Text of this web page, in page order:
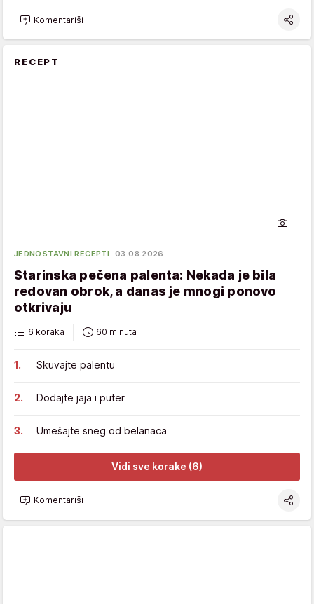
Komentariši
RECEPT
JEDNOSTAVNI RECEPTI 03.08.2026.
Starinska pečena palenta: Nekada je bila
redovan obrok, a danas je mnogi ponovo
otkrivaju
6 koraka 60 minuta
Skuvajte palentu
Dodajte jaja i puter
Umešajte sneg od belanaca
Vidi sve korake (6)
Komentariši